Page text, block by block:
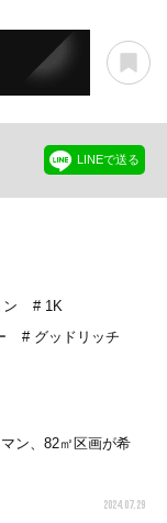
LINEで送る
1K
グッドリッチ
ン、82㎡区画が希
2024.07.29